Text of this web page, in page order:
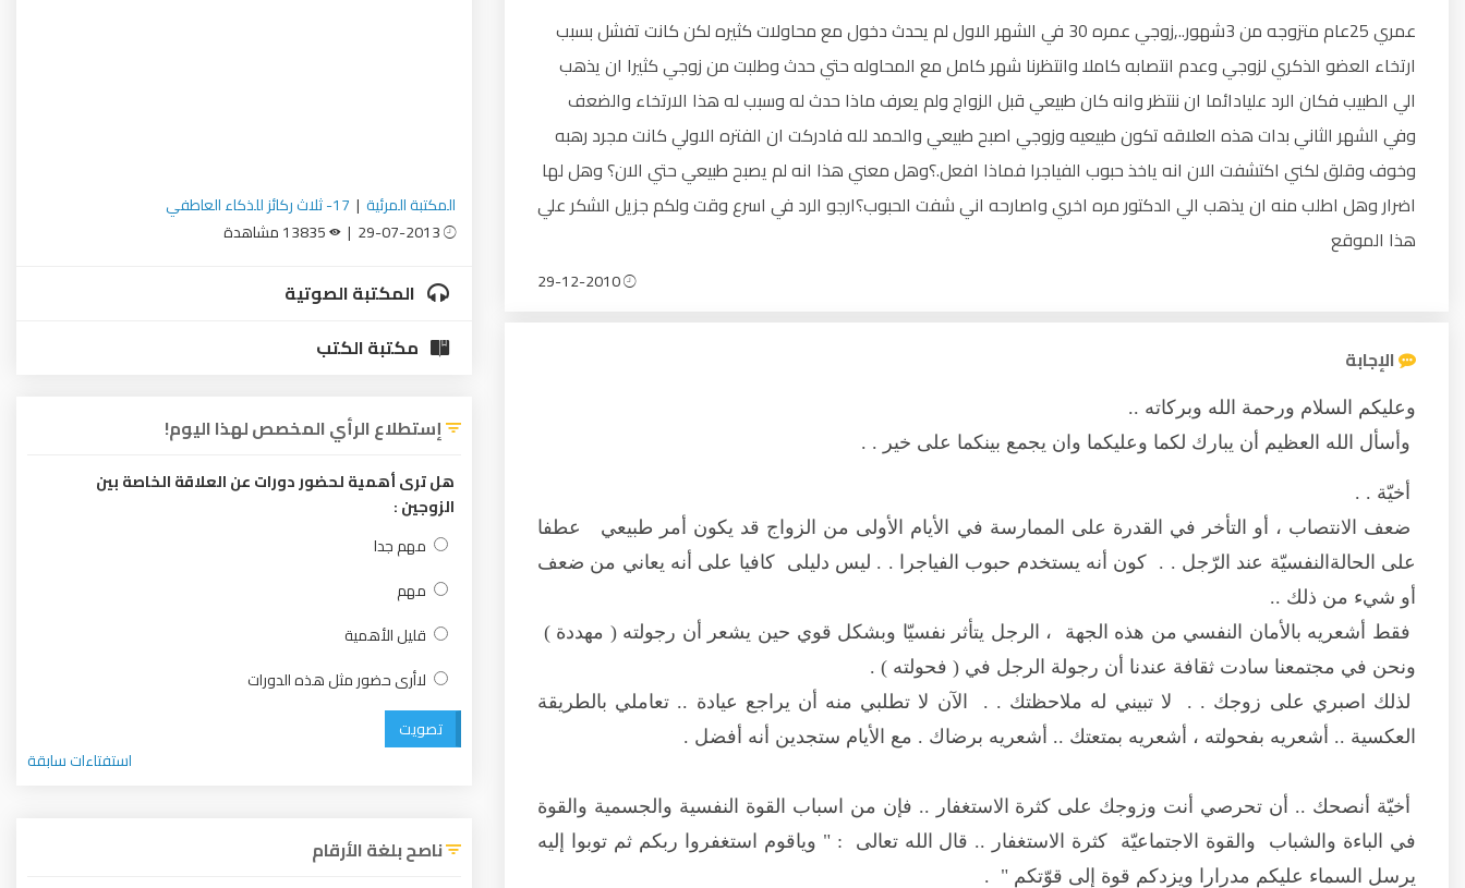
عمري 25عام متزوجه من 3شهور..,زوجي عمره 30 في الشهر الاول لم يحدث دخول مع محاولات كثيره لكن كانت تفشل بسبب
ارتخاء العضو الذكري لزوجي وعدم انتصابه كاملا وانتظرنا شهر كامل مع المحاوله حتي حدث وطلبت من زوجي كثيرا ان يذهب
الي الطبيب فكان الرد عليادائما ان ننتظر وانه كان طبيعي قبل الزواج ولم يعرف ماذا حدث له وسبب له هذا الارتخاء والضعف
وفي الشهر الثاني بدات هذه العلاقه تكون طبيعيه وزوجي اصبح طبيعي والحمد لله فادركت ان الفتره الاولي كانت مجرد رهبه
وخوف وقلق لكني اكتشفت الان انه ياخذ حبوب الفياجرا فماذا افعل.؟وهل معني هذا انه لم يصبح طبيعي حتي الان؟ وهل لها
اضرار وهل اطلب منه ان يذهب الي الدكتور مره اخري واصارحه اني شفت الحبوب؟ارجو الرد في اسرع وقت ولكم جزيل الشكر علي
هذا الموقع
الإجابة
وعليكم السلام ورحمة الله وبركاته ..
وأسأل الله العظيم أن يبارك لكما وعليكما وان يجمع بينكما على خير . .
أخيّة . .
ضعف الانتصاب ، أو التأخر في القدرة على الممارسة في الأيام الأولى من الزواج قد يكون أمر طبيعي عطفا
على الحالةالنفسيّة عند الرّجل . . كون أنه يستخدم حبوب الفياجرا . . ليس دليلى كافيا على أنه يعاني من ضعف
أو شيء من ذلك ..
فقط أشعريه بالأمان النفسي من هذه الجهة ، الرجل يتأثر نفسيّا وبشكل قوي حين يشعر أن رجولته ( مهددة )
ونحن في مجتمعنا سادت ثقافة عندنا أن رجولة الرجل في ( فحولته ) .
لذلك اصبري على زوجك . . لا تبيني له ملاحظتك . . الآن لا تطلبي منه أن يراجع عيادة .. تعاملي بالطريقة
العكسية .. أشعريه بفحولته ، أشعريه بمتعتك .. أشعريه برضاك . مع الأيام ستجدين أنه أفضل .
أخيّة أنصحك .. أن تحرصي أنت وزوجك على كثرة الاستغفار .. فإن من اسباب القوة النفسية والجسمية والقوة
في الباءة والشباب والقوة الاجتماعيّة كثرة الاستغفار .. قال الله تعالى : " وياقوم استغفروا ربكم ثم توبوا إليه
يرسل السماء عليكم مدرارا ويزدكم قوة إلى قوّتكم " .
المكتبة المرئية | 17- ثلاث ركائز للذكاء العاطفي
المكتبة الصوتية
مكتبة الكتب
إستطلاع الرأي المخصص لهذا اليوم!
هل ترى أهمية لحضور دورات عن العلاقة الخاصة بين
الزوجين :
مهم جدا
مهم
قليل الأهمية
لاأرى حضور مثل هذه الدورات
تصويت
استفتاءات سابقة
ناصح بلغة الأرقام